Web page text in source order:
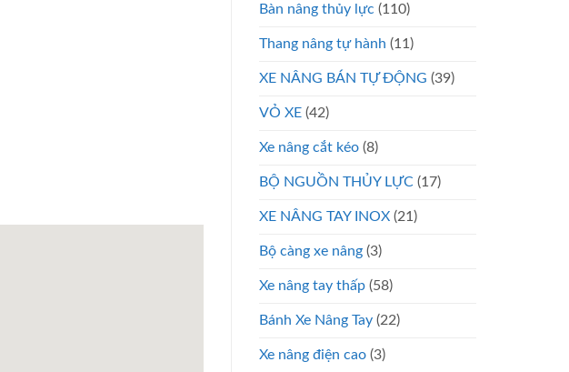
Bàn nâng thủy lực (110)
Thang nâng tự hành (11)
XE NÂNG BÁN TỰ ĐỘNG (39)
VỎ XE (42)
Xe nâng cắt kéo (8)
BỘ NGUỒN THỦY LỰC (17)
XE NÂNG TAY INOX (21)
Bộ càng xe nâng (3)
Xe nâng tay thấp (58)
Bánh Xe Nâng Tay (22)
Xe nâng điện cao (3)